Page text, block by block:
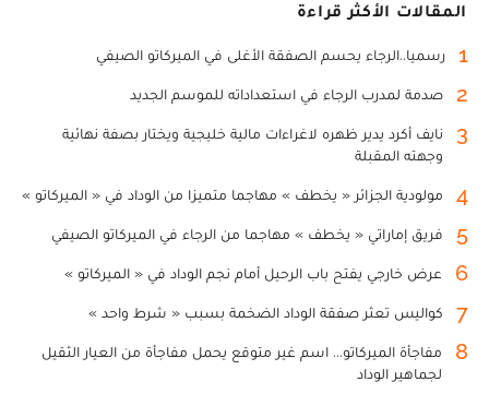
المقالات الأكثر قراءة
1 رسميا..الرجاء يحسم الصفقة الأغلى في الميركاتو الصيفي
2 صدمة لمدرب الرجاء في استعداداته للموسم الجديد
3
نايف أكرد يدير ظهره لاغراءات مالية خليجية ويختار بصفة نهائية
وجهته المقبلة
4 مولودية الجزائر « يخطف » مهاجما متميزا من الوداد في « الميركاتو »
5 فريق إماراتي « يخطف » مهاجما من الرجاء في الميركاتو الصيفي
6 عرض خارجي يفتح باب الرحيل أمام نجم الوداد في « الميركاتو »
7 كواليس تعثر صفقة الوداد الضخمة بسبب « شرط واحد »
8
مفاجأة الميركاتو... اسم غير متوقع يحمل مفاجأة من العيار الثقيل
لجماهير الوداد